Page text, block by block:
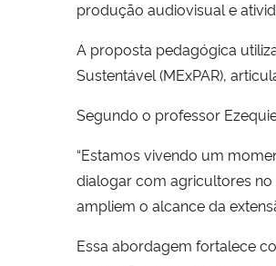
produção audiovisual e
A proposta pedagógica
Sustentável (MExPAR),
Segundo o professor
“Estamos vivendo um
dialogar com agricultores
ampliem o alcance da
Essa abordagem fortalece